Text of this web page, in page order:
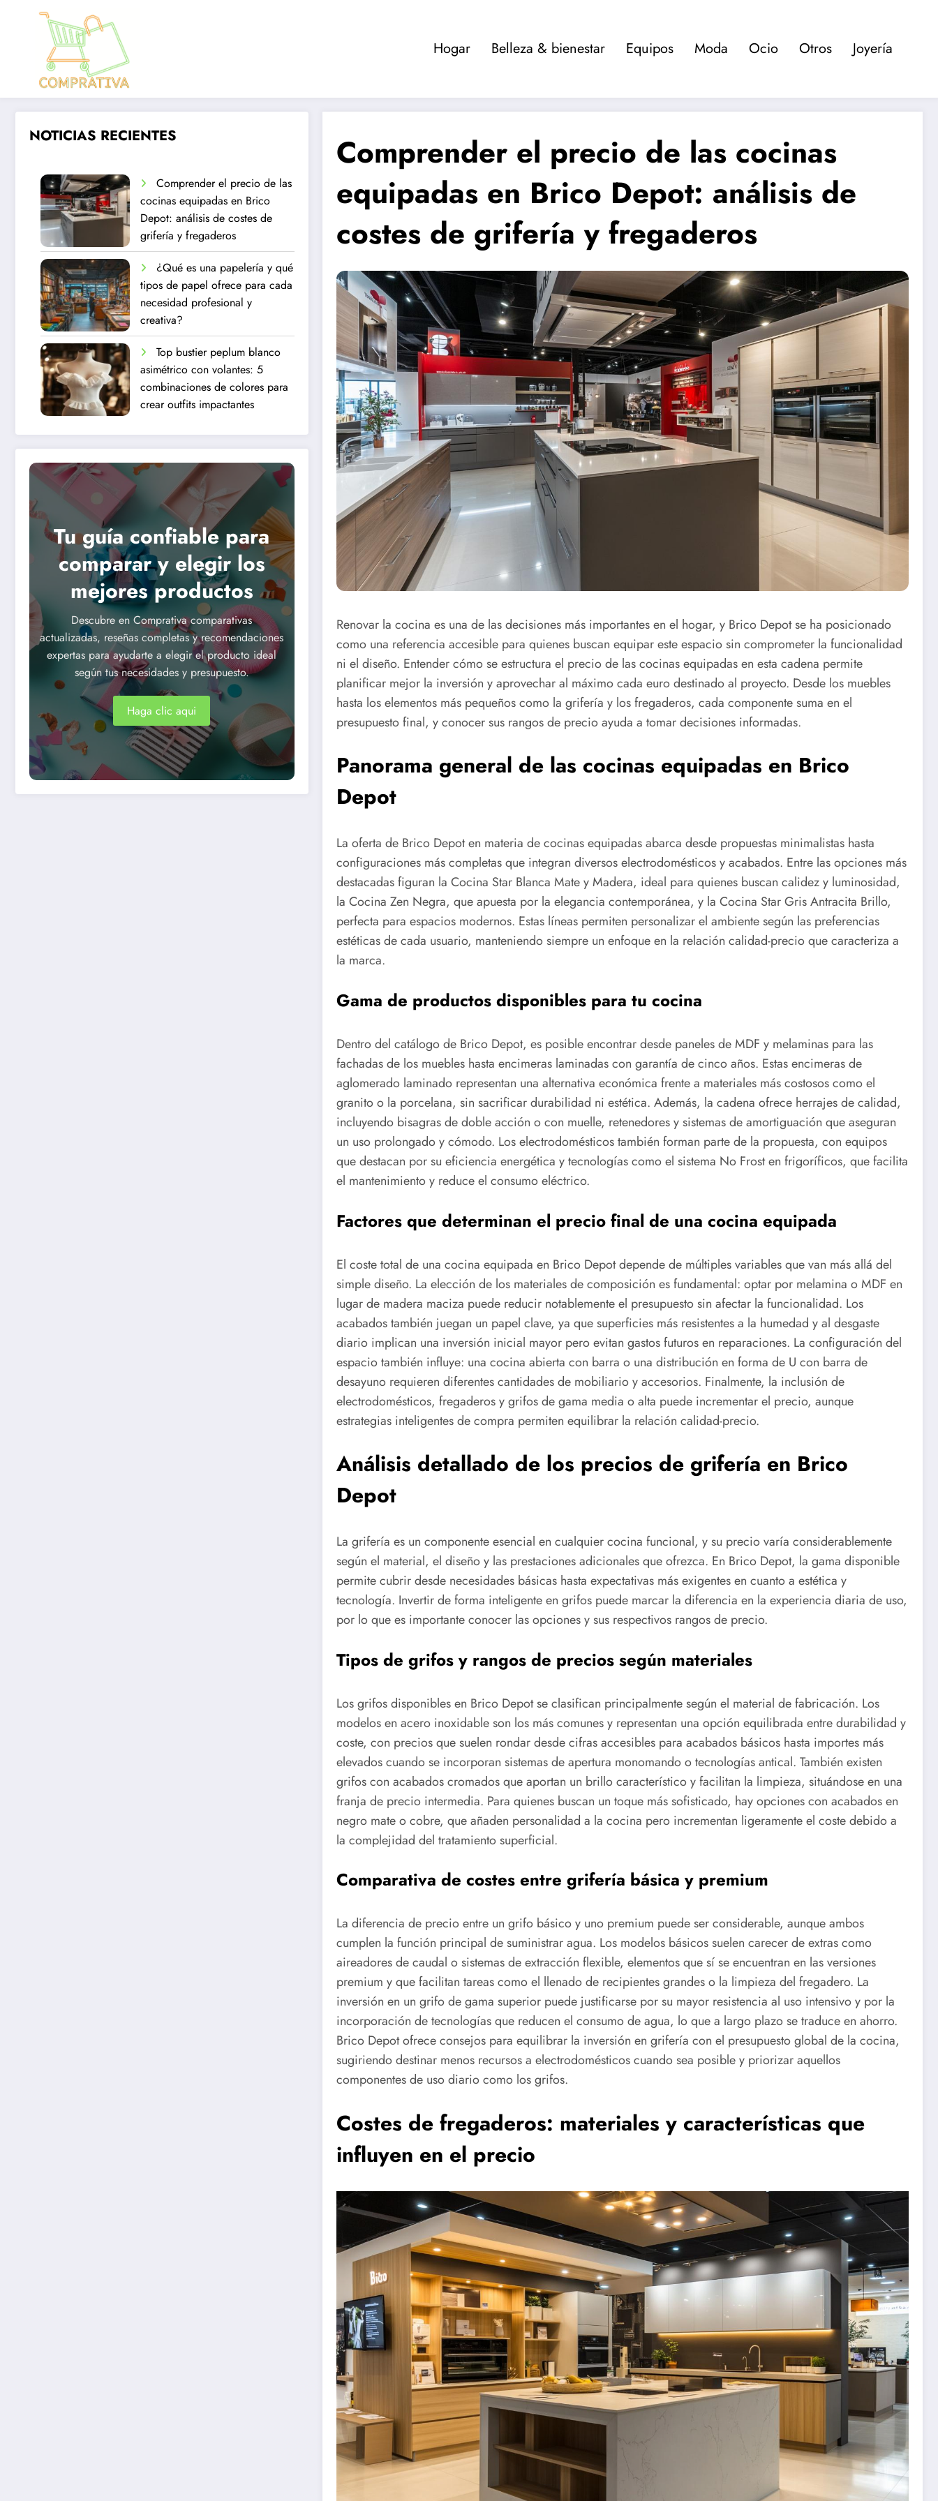
Hogar Belleza & bienestar Equipos Moda Ocio Otros Joyería
NOTICIAS RECIENTES
Comprender el precio de las
cocinas equipadas en Brico
Depot: análisis de costes de
grifería y fregaderos
¿Qué es una papelería y qué
tipos de papel ofrece para cada
necesidad profesional y
creativa?
Top bustier peplum blanco
asimétrico con volantes: 5
combinaciones de colores para
crear outfits impactantes
Tu guía confiable para
comparar y elegir los
mejores productos
Descubre en Comprativa comparativas
actualizadas, reseñas completas y recomendaciones
expertas para ayudarte a elegir el producto ideal
según tus necesidades y presupuesto.
Haga clic aqui
Comprender el precio de las cocinas
equipadas en Brico Depot: análisis de
costes de grifería y fregaderos
Renovar la cocina es una de las decisiones más importantes en el hogar, y Brico Depot se ha posicionado
como una referencia accesible para quienes buscan equipar este espacio sin comprometer la funcionalidad
ni el diseño. Entender cómo se estructura el precio de las cocinas equipadas en esta cadena permite
planificar mejor la inversión y aprovechar al máximo cada euro destinado al proyecto. Desde los muebles
hasta los elementos más pequeños como la grifería y los fregaderos, cada componente suma en el
presupuesto final, y conocer sus rangos de precio ayuda a tomar decisiones informadas.
Panorama general de las cocinas equipadas en Brico
Depot
La oferta de Brico Depot en materia de cocinas equipadas abarca desde propuestas minimalistas hasta
configuraciones más completas que integran diversos electrodomésticos y acabados. Entre las opciones más
destacadas figuran la Cocina Star Blanca Mate y Madera, ideal para quienes buscan calidez y luminosidad,
la Cocina Zen Negra, que apuesta por la elegancia contemporánea, y la Cocina Star Gris Antracita Brillo,
perfecta para espacios modernos. Estas líneas permiten personalizar el ambiente según las preferencias
estéticas de cada usuario, manteniendo siempre un enfoque en la relación calidad-precio que caracteriza a
la marca.
Gama de productos disponibles para tu cocina
Dentro del catálogo de Brico Depot, es posible encontrar desde paneles de MDF y melaminas para las
fachadas de los muebles hasta encimeras laminadas con garantía de cinco años. Estas encimeras de
aglomerado laminado representan una alternativa económica frente a materiales más costosos como el
granito o la porcelana, sin sacrificar durabilidad ni estética. Además, la cadena ofrece herrajes de calidad,
incluyendo bisagras de doble acción o con muelle, retenedores y sistemas de amortiguación que aseguran
un uso prolongado y cómodo. Los electrodomésticos también forman parte de la propuesta, con equipos
que destacan por su eficiencia energética y tecnologías como el sistema No Frost en frigoríficos, que facilita
el mantenimiento y reduce el consumo eléctrico.
Factores que determinan el precio final de una cocina equipada
El coste total de una cocina equipada en Brico Depot depende de múltiples variables que van más allá del
simple diseño. La elección de los materiales de composición es fundamental: optar por melamina o MDF en
lugar de madera maciza puede reducir notablemente el presupuesto sin afectar la funcionalidad. Los
acabados también juegan un papel clave, ya que superficies más resistentes a la humedad y al desgaste
diario implican una inversión inicial mayor pero evitan gastos futuros en reparaciones. La configuración del
espacio también influye: una cocina abierta con barra o una distribución en forma de U con barra de
desayuno requieren diferentes cantidades de mobiliario y accesorios. Finalmente, la inclusión de
electrodomésticos, fregaderos y grifos de gama media o alta puede incrementar el precio, aunque
estrategias inteligentes de compra permiten equilibrar la relación calidad-precio.
Análisis detallado de los precios de grifería en Brico
Depot
La grifería es un componente esencial en cualquier cocina funcional, y su precio varía considerablemente
según el material, el diseño y las prestaciones adicionales que ofrezca. En Brico Depot, la gama disponible
permite cubrir desde necesidades básicas hasta expectativas más exigentes en cuanto a estética y
tecnología. Invertir de forma inteligente en grifos puede marcar la diferencia en la experiencia diaria de uso,
por lo que es importante conocer las opciones y sus respectivos rangos de precio.
Tipos de grifos y rangos de precios según materiales
Los grifos disponibles en Brico Depot se clasifican principalmente según el material de fabricación. Los
modelos en acero inoxidable son los más comunes y representan una opción equilibrada entre durabilidad y
coste, con precios que suelen rondar desde cifras accesibles para acabados básicos hasta importes más
elevados cuando se incorporan sistemas de apertura monomando o tecnologías antical. También existen
grifos con acabados cromados que aportan un brillo característico y facilitan la limpieza, situándose en una
franja de precio intermedia. Para quienes buscan un toque más sofisticado, hay opciones con acabados en
negro mate o cobre, que añaden personalidad a la cocina pero incrementan ligeramente el coste debido a
la complejidad del tratamiento superficial.
Comparativa de costes entre grifería básica y premium
La diferencia de precio entre un grifo básico y uno premium puede ser considerable, aunque ambos
cumplen la función principal de suministrar agua. Los modelos básicos suelen carecer de extras como
aireadores de caudal o sistemas de extracción flexible, elementos que sí se encuentran en las versiones
premium y que facilitan tareas como el llenado de recipientes grandes o la limpieza del fregadero. La
inversión en un grifo de gama superior puede justificarse por su mayor resistencia al uso intensivo y por la
incorporación de tecnologías que reducen el consumo de agua, lo que a largo plazo se traduce en ahorro.
Brico Depot ofrece consejos para equilibrar la inversión en grifería con el presupuesto global de la cocina,
sugiriendo destinar menos recursos a electrodomésticos cuando sea posible y priorizar aquellos
componentes de uso diario como los grifos.
Costes de fregaderos: materiales y características que
influyen en el precio